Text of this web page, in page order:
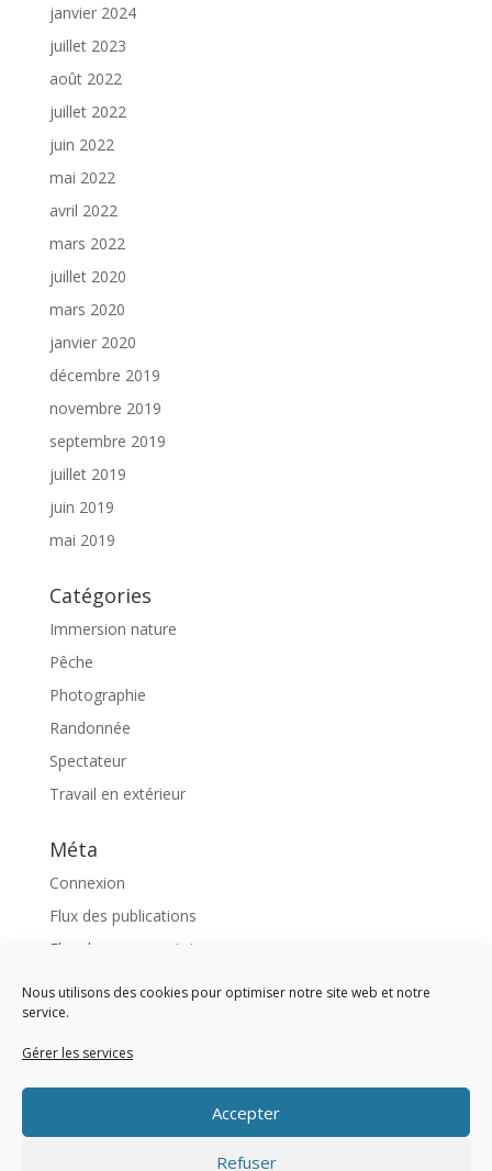
Nous utilisons des cookies pour optimiser notre site web et notre
service.
Gérer les services
Accepter
Refuser
janvier 2024
juillet 2023
août 2022
juillet 2022
juin 2022
mai 2022
avril 2022
mars 2022
juillet 2020
mars 2020
janvier 2020
décembre 2019
novembre 2019
septembre 2019
juillet 2019
juin 2019
mai 2019
Catégories
Immersion nature
Pêche
Photographie
Randonnée
Spectateur
Travail en extérieur
Méta
Connexion
Flux des publications
Flux des commentaires